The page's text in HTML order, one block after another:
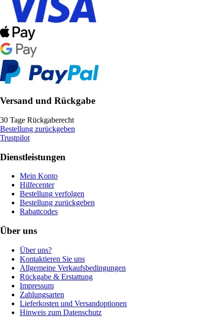
Versand und Rückgabe
30 Tage Rückgaberecht
Bestellung zurückgeben
Trustpilot
Dienstleistungen
Mein Konto
Hilfecenter
Bestellung verfolgen
Bestellung zurückgeben
Rabattcodes
Über uns
Über uns?
Kontaktieren Sie uns
Allgemeine Verkaufsbedingungen
Rückgabe & Erstattung
Impressum
Zahlungsarten
Lieferkosten und Versandoptionen
Hinweis zum Datenschutz